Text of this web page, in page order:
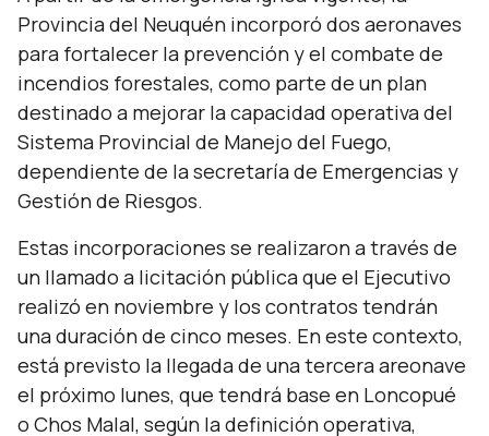
Provincia del Neuquén incorporó dos aeronaves
para fortalecer la prevención y el combate de
incendios forestales, como parte de un plan
destinado a mejorar la capacidad operativa del
Sistema Provincial de Manejo del Fuego,
dependiente de la secretaría de Emergencias y
Gestión de Riesgos.
Estas incorporaciones se realizaron a través de
un llamado a licitación pública que el Ejecutivo
realizó en noviembre y los contratos tendrán
una duración de cinco meses. En este contexto,
está previsto la llegada de una tercera areonave
el próximo lunes, que tendrá base en Loncopué
o Chos Malal, según la definición operativa,